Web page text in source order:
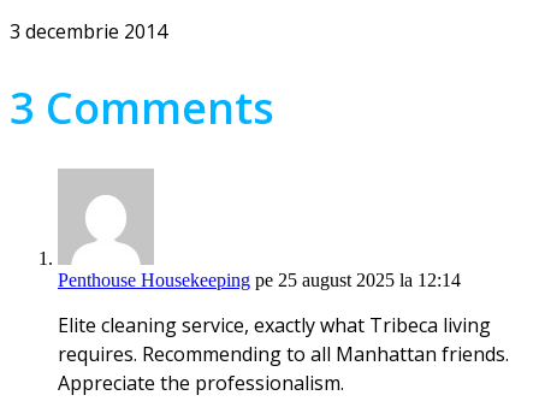
3 decembrie 2014
3 Comments
Penthouse Housekeeping pe 25 august 2025 la 12:14
Elite cleaning service, exactly what Tribeca living
requires. Recommending to all Manhattan friends.
Appreciate the professionalism.